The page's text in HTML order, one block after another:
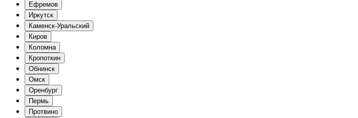
Ефремов
Иркутск
Каменск-Уральский
Киров
Коломна
Кропоткин
Обнинск
Омск
Оренбург
Пермь
Протвино